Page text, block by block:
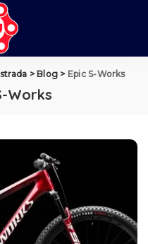
> Blog > Epic S-Works
Works